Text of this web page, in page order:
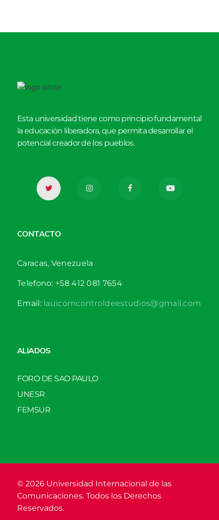
Esta universidad tiene como principio fundamental
la educación liberadora, que permita desarrollar el
potencial creador de los pueblos.
CONTACTO
Caracas, Venezuela
Telefono: +58 412 081 7654
Email:lauicomcontroldeestudios@gmail.com
ALIADOS
FORO DE SAO PAULO
UNESR
FEMSUR
© 2026 Universidad Internacional de las
Comunicaciones. Todos los Derechos
Reservados.